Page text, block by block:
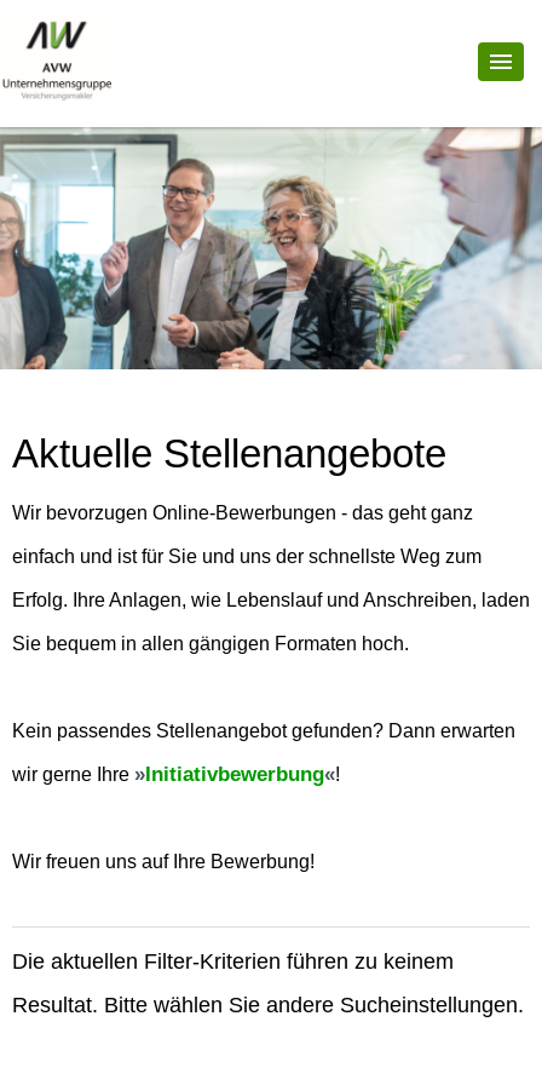
Aktuelle Stellenangebote
Wir bevorzugen Online-Bewerbungen - das geht ganz
einfach und ist für Sie und uns der schnellste Weg zum
Erfolg. Ihre Anlagen, wie Lebenslauf und Anschreiben, laden
Sie bequem in allen gängigen Formaten hoch.
Kein passendes Stellenangebot gefunden? Dann erwarten
wir gerne Ihre Initiativbewerbung !
Wir freuen uns auf Ihre Bewerbung!
Die aktuellen Filter-Kriterien führen zu keinem
Resultat. Bitte wählen Sie andere Sucheinstellungen.